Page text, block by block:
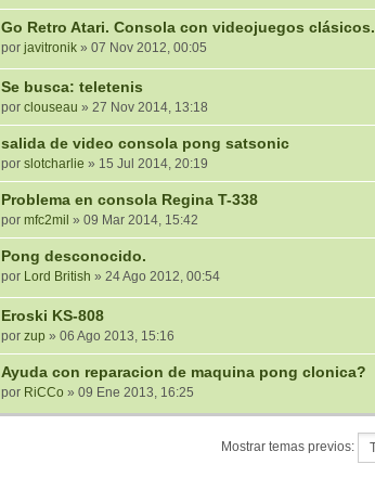
Go Retro Atari. Consola con videojuegos clásicos.
por javitronik » 07 Nov 2012, 00:05
Se busca: teletenis
por clouseau » 27 Nov 2014, 13:18
salida de video consola pong satsonic
por slotcharlie » 15 Jul 2014, 20:19
Problema en consola Regina T-338
por mfc2mil » 09 Mar 2014, 15:42
Pong desconocido.
por Lord British » 24 Ago 2012, 00:54
Eroski KS-808
por zup » 06 Ago 2013, 15:16
Ayuda con reparacion de maquina pong clonica?
por RiCCo » 09 Ene 2013, 16:25
Mostrar temas previos: